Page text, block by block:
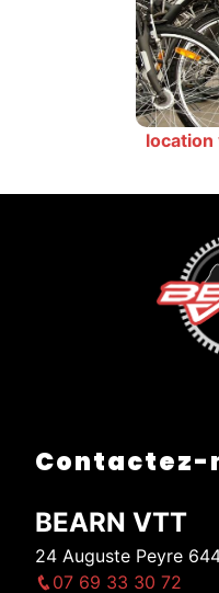
location
Contactez-
BEARN VTT
24 Auguste Peyre
07 69 33 30 72